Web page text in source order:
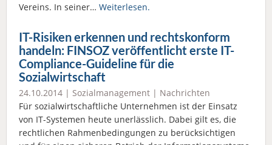
Vereins. In seiner… Weiterlesen.
IT-Risiken erkennen und rechtskonform
handeln: FINSOZ veröffentlicht erste IT-
Compliance-Guideline für die
Sozialwirtschaft
24.10.2014 | Sozialmanagement | Nachrichten
Für sozialwirtschaftliche Unternehmen ist der Einsatz
von IT-Systemen heute unerlässlich. Dabei gilt es, die
rechtlichen Rahmenbedingungen zu berücksichtigen